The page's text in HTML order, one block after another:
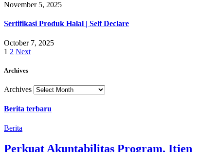
November 5, 2025
Sertifikasi Produk Halal | Self Declare
October 7, 2025
1 2 Next
Archives
Archives
Berita terbaru
Berita
Perkuat Akuntabilitas Program, Itjen